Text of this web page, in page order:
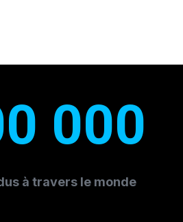
000
à travers le monde